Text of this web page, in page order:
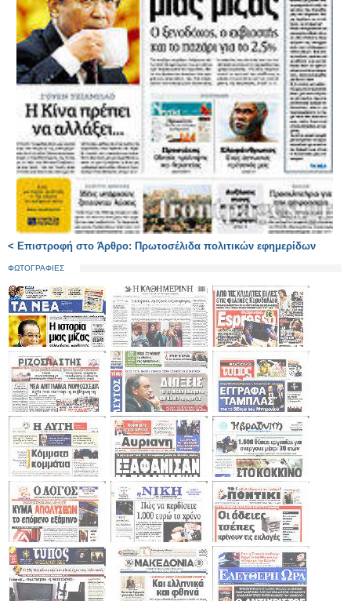
< Επιστροφή στο Άρθρο: Πρωτοσέλιδα πολιτικών εφημερίδων
ΦΩΤΟΓΡΑΦΙΕΣ